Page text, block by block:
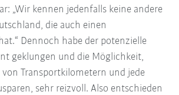
„Wir kennen jedenfalls keine andere
die auch einen
Dennoch habe der potenzielle
geklungen und die Möglichkeit,
von Transportkilometern und jede
sehr reizvoll. Also entschieden